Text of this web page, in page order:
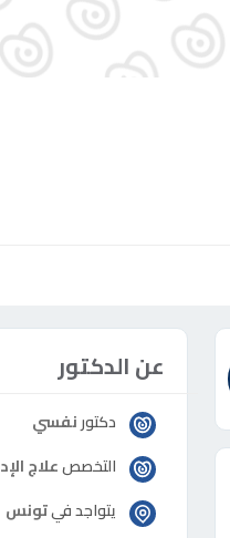
عن الدكتور
دكتورنفسي
التخصصعلاج
يتواجد فيتونس